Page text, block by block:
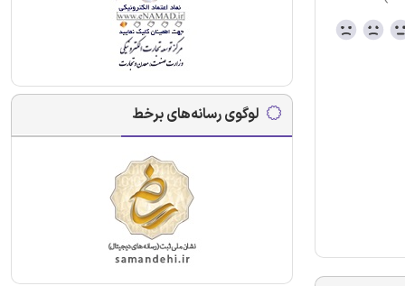
لوگوی رسانه‌های برخط